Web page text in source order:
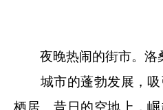
夜晚热闹的街市。洛
城市的蓬勃发展，吸
栖居。昔日的空地上，